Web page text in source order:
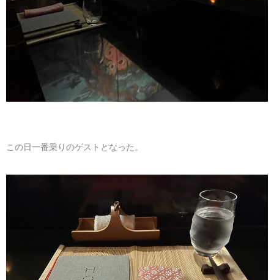
この日一番乗りのゲストとなった。